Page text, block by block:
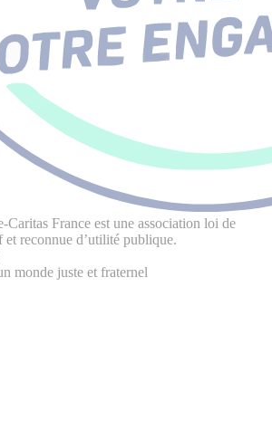
Caritas France est une association loi de
reconnue d’utilité publique.
monde juste et fraternel